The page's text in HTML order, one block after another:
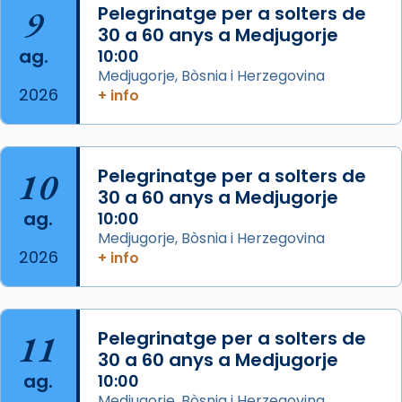
missa d’acció de gràcies en agraïment al
comitè organitzador de la visita apostòlica
del Sant Pare Lleó XIV a Barcelona, i als
col·laboradors, a la Catedral de Barcelona.
Mons. David Abadías.
📸 Dr. G. Simón
Photo
2 weeks ago
Memòria de les santes Juliana i
Semproniana, verges i màrtirs.
9
ag.
2026
Pelegrinatge per a solters de
30 a 60 anys a Medjugorje
10:00
Medjugorje, Bòsnia i Herzegovina
+ info
10
ag.
2026
Pelegrinatge per a solters de
30 a 60 anys a Medjugorje
10:00
Medjugorje, Bòsnia i Herzegovina
+ info
11
ag.
Pelegrinatge per a solters de
30 a 60 anys a Medjugorje
10:00